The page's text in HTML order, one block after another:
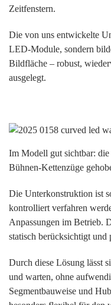
Zeitfenstern.
Die von uns entwickelte
LED-Module, sondern
Bildfläche – robust,
ausgelegt.
Im Modell gut sichtbar:
Bühnen-Kettenzüge
Die Unterkonstruktion ist
kontrolliert verfahren
Anpassungen im Betrieb.
statisch berücksichtigt
Durch diese Lösung lässt
und warten, ohne
Segmentbauweise und